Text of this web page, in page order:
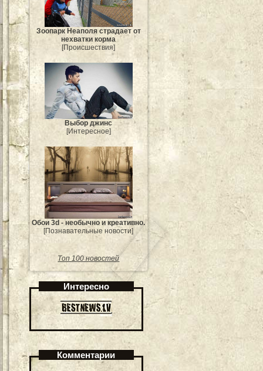
Зоопарк Неаполя страдает от
нехватки корма
[Происшествия]
Выбор джинс
[Интересное]
Обои 3d - необычно и креативно.
[Познавательные новости]
Топ 100 новостей
Интересно
Комментарии